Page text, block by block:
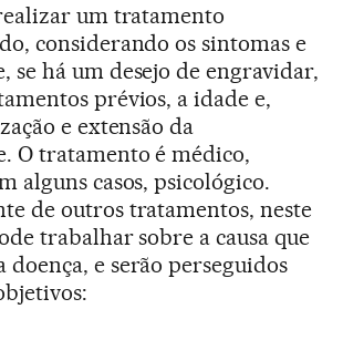
um tratamento
considerando os sintomas e
se há um desejo de engravidar,
prévios, a idade e,
e extensão da
O tratamento é médico,
alguns casos, psicológico.
de outros tratamentos, neste
trabalhar sobre a causa que
doença, e serão perseguidos